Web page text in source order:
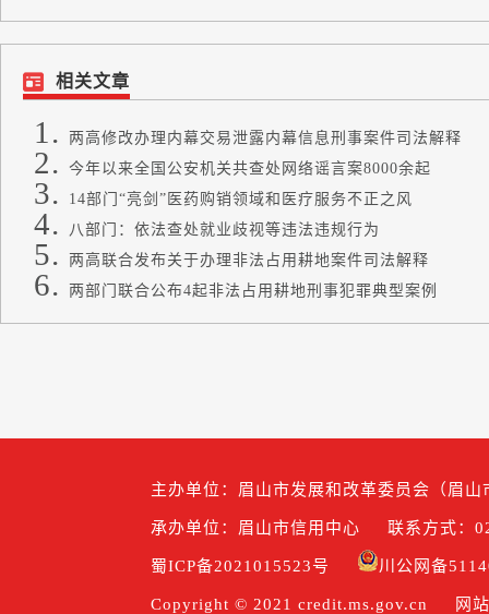
相关文章
两高修改办理内幕交易泄露内幕信息刑事案件司法解释
今年以来全国公安机关共查处网络谣言案8000余起
14部门“亮剑”医药购销领域和医疗服务不正之风
八部门：依法查处就业歧视等违法违规行为
两高联合发布关于办理非法占用耕地案件司法解释
两部门联合公布4起非法占用耕地刑事犯罪典型案例
主办单位：眉山市发展和改革委员会（眉
承办单位：眉山市信用中心 联系方式：
蜀ICP备2021015523号 川公网备
Copyright © 2021 credit.ms.gov.cn 网